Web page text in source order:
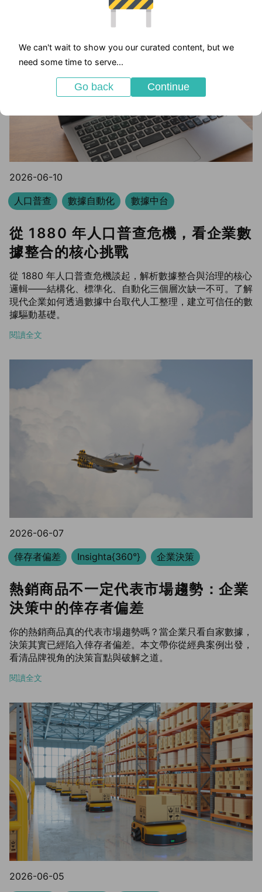
2026-06-10
人口普查
數據自動化 數據中台
從 1880 年人口普查危機，看企業數
據整合的核心挑戰
從 1880 年人口普查危機談起，解析數據整合與治理的核心
邏輯——結構化、標準化、自動化三個層次缺一不可。了解
現代企業如何透過數據中台取代人工整理，建立可信任的數
據驅動基礎。
閱讀全文
2026-06-07
倖存者偏差
Insighta{360°} 企業決策
熱銷商品不一定代表市場趨勢：企業
決策中的倖存者偏差
你的熱銷商品真的代表市場趨勢嗎？當企業只看自家數據，
決策其實已經陷入倖存者偏差。本文帶你從經典案例出發，
看清品牌視角的決策盲點與破解之道。
閱讀全文
2026-06-05
We can't wait to show you our curated content, but we
need some time to serve...
Go back Continue